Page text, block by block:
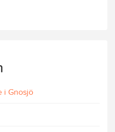
i Gnosjö